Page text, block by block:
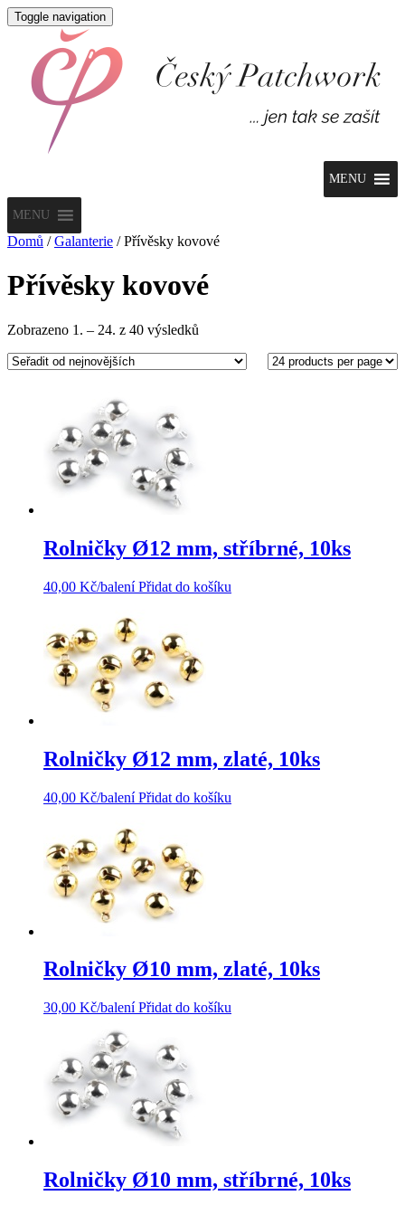
Toggle navigation
MENU
MENU
Domů /Galanterie / Přívěsky kovové
Přívěsky kovové
Zobrazeno 1. – 24. z 40 výsledků
nejnovějších
Rolničky Ø12 mm, stříbrné, 10ks
40,00 Kč/baleníPřidat do košíku
Rolničky Ø12 mm, zlaté, 10ks
40,00 Kč/baleníPřidat do košíku
Rolničky Ø10 mm, zlaté, 10ks
30,00 Kč/baleníPřidat do košíku
Rolničky Ø10 mm, stříbrné, 10ks